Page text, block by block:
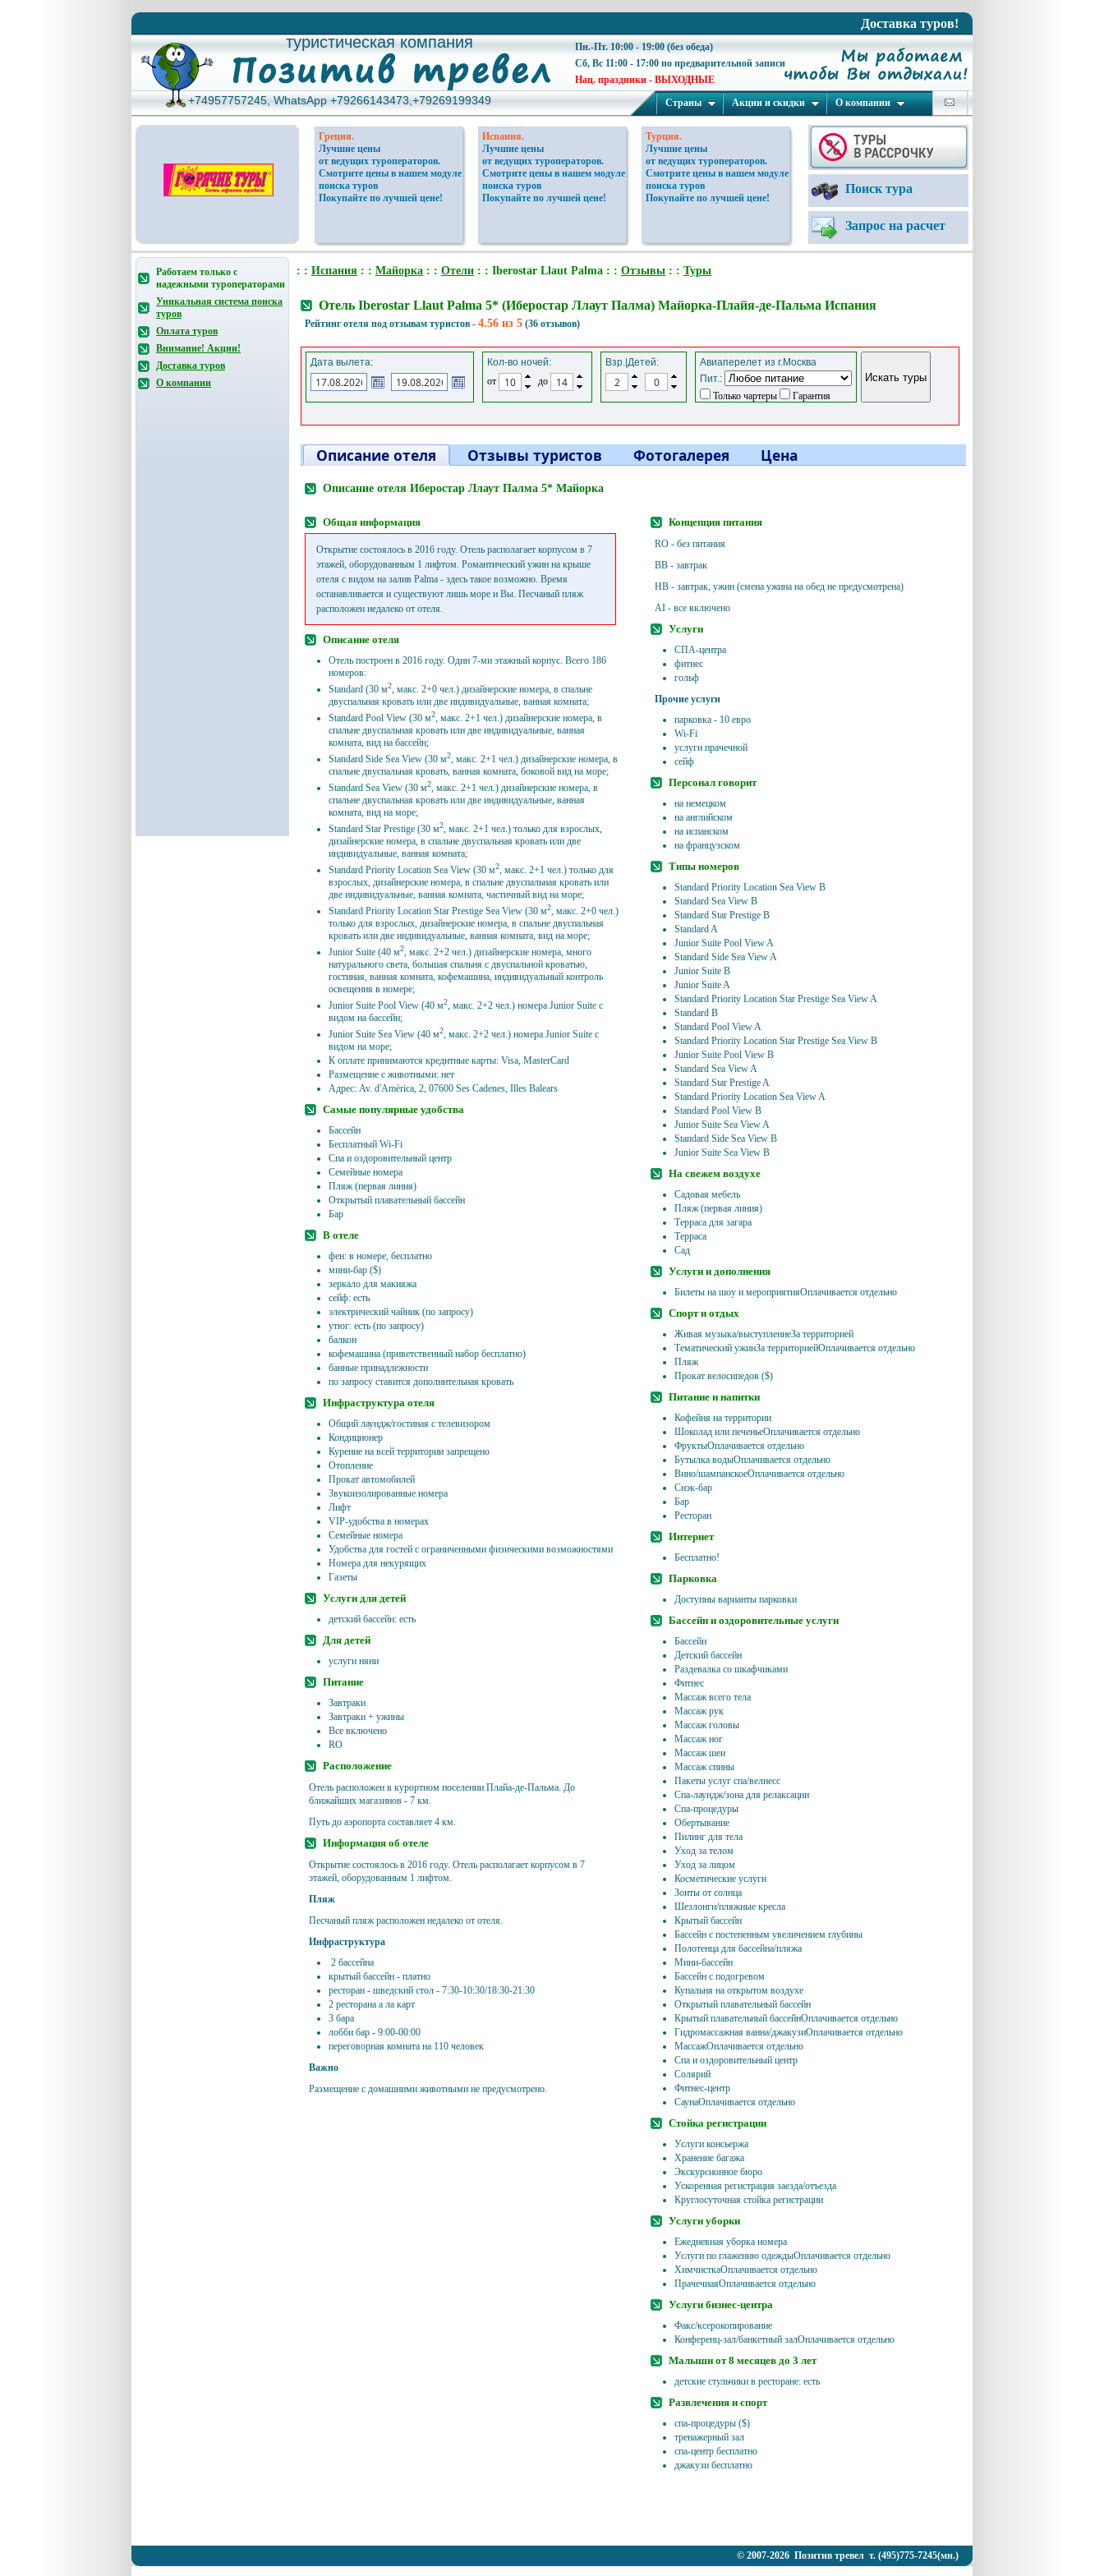
Доставка туров!
туристическая компания
туристическая компания
Пн.-Пт. 10:00 - 19:00 (без обеда)
Сб, Вс 11:00 - 17:00 по предварительной записи
Нац. праздники - ВЫХОДНЫЕ
+74957757245, WhatsApp +79266143473,+79269199349
+74957757245, WhatsApp +79266143473,+79269199349 Страны Акции и скидки О компании
Греция.
Лучшие цены
от ведущих туроператоров.
Смотрите цены в нашем модуле
поиска туров
Покупайте по лучшей цене!
Испания.
Лучшие цены
от ведущих туроператоров.
Смотрите цены в нашем модуле
поиска туров
Покупайте по лучшей цене!
Турция.
Лучшие цены
от ведущих туроператоров.
Смотрите цены в нашем модуле
поиска туров
Покупайте по лучшей цене!
Поиск тура
Запрос на расчет
Работаем только с
надежными туроператорами
Уникальная система поиска
туров
Оплата туров
Внимание! Акции!
Доставка туров
О компании
: : Испания : : Майорка : : Отели : : Iberostar Llaut Palma : : Отзывы : : Туры
Отель Iberostar Llaut Palma 5* (Иберостар Ллаут Палма) Майорка-Плайя-де-Пальма Испания
Рейтинг отеля под отзывам туристов - 4.56 из 5 (36 отзывов)
Дата вылета:
Кол-во ночей:
от
до
Взр.|Детей:
Авиаперелет из г.Москва
Пит.:
Только чартеры
Гарантия
Описание отеля Отзывы туристов Фотогалерея Цена
Описание отеля Иберостар Ллаут Палма 5* Майорка
Общая информация
Открытие состоялось в 2016 году. Отель располагает корпусом в 7
этажей, оборудованным 1 лифтом. Романтический ужин на крыше
отеля с видом на залив Palma - здесь такое возможно. Время
останавливается и существуют лишь море и Вы. Песчаный пляж
расположен недалеко от отеля.
Описание отеля
Отель построен в 2016 году. Один 7-ми этажный корпус. Всего 186
номеров:
Standard (30 м2, макс. 2+0 чел.) дизайнерские номера, в спальне
двуспальная кровать или две индивидуальные, ванная комната;
Standard Pool View (30 м2, макс. 2+1 чел.) дизайнерские номера, в
спальне двуспальная кровать или две индивидуальные, ванная
комната, вид на бассейн;
Standard Side Sea View (30 м2, макс. 2+1 чел.) дизайнерские номера, в
спальне двуспальная кровать, ванная комната, боковой вид на море;
Standard Sea View (30 м2, макс. 2+1 чел.) дизайнерские номера, в
спальне двуспальная кровать или две индивидуальные, ванная
комната, вид на море;
Standard Star Prestige (30 м2, макс. 2+1 чел.) только для взрослых,
дизайнерские номера, в спальне двуспальная кровать или две
индивидуальные, ванная комната;
Standard Priority Location Sea View (30 м2, макс. 2+1 чел.) только для
взрослых, дизайнерские номера, в спальне двуспальная кровать или
две индивидуальные, ванная комната, частичный вид на море;
Standard Priority Location Star Prestige Sea View (30 м2, макс. 2+0 чел.)
только для взрослых, дизайнерские номера, в спальне двуспальная
кровать или две индивидуальные, ванная комната, вид на море;
Junior Suite (40 м2, макс. 2+2 чел.) дизайнерские номера, много
натурального света, большая спальня с двуспальной кроватью,
гостиная, ванная комната, кофемашина, индивидуальный контроль
освещения в номере;
Junior Suite Pool View (40 м2, макс. 2+2 чел.) номера Junior Suite с
видом на бассейн;
Junior Suite Sea View (40 м2, макс. 2+2 чел.) номера Junior Suite с
видом на море;
К оплате принимаются кредитные карты: Visa, MasterCard
Размещение с животными: нет
Адрес: Av. d'Amèrica, 2, 07600 Ses Cadenes, Illes Balears
Самые популярные удобства
Бассейн
Бесплатный Wi-Fi
Спа и оздоровительный центр
Семейные номера
Пляж (первая линия)
Открытый плавательный бассейн
Бар
В отеле
фен: в номере, бесплатно
мини-бар ($)
зеркало для макияжа
сейф: есть
электрический чайник (по запросу)
утюг: есть (по запросу)
балкон
кофемашина (приветственный набор бесплатно)
банные принадлежности
по запросу ставится дополнительная кровать
Инфраструктура отеля
Общий лаундж/гостиная с телевизором
Кондиционер
Курение на всей территории запрещено
Отопление
Прокат автомобилей
Звукоизолированные номера
Лифт
VIP-удобства в номерах
Семейные номера
Удобства для гостей с ограниченными физическими возможностями
Номера для некурящих
Газеты
Услуги для детей
детский бассейн: есть
Для детей
услуги няни
Питание
Завтраки
Завтраки + ужины
Все включено
RO
Расположение
Отель расположен в курортном поселении Плайа-де-Пальма. До
ближайших магазинов - 7 км.
Путь до аэропорта составляет 4 км.
Информация об отеле
Открытие состоялось в 2016 году. Отель располагает корпусом в 7
этажей, оборудованным 1 лифтом.
Пляж
Песчаный пляж расположен недалеко от отеля.
Инфраструктура
2 бассейна
крытый бассейн - платно
ресторан - шведский стол - 7:30-10:30/18:30-21:30
2 ресторана а ла карт
3 бара
лобби бар - 9:00-00:00
переговорная комната на 110 человек
Важно
Размещение с домашними животными не предусмотрено.
Концепция питания
RO - без питания
BB - завтрак
HB - завтрак, ужин (смена ужина на обед не предусмотрена)
AI - все включено
Услуги
СПА-центра
фитнес
гольф
Прочие услуги
парковка - 10 евро
Wi-Fi
услуги прачечной
сейф
Персонал говорит
на немецком
на английском
на испанском
на французском
Типы номеров
Standard Priority Location Sea View B
Standard Sea View B
Standard Star Prestige B
Standard A
Junior Suite Pool View A
Standard Side Sea View A
Junior Suite B
Junior Suite A
Standard Priority Location Star Prestige Sea View A
Standard B
Standard Pool View A
Standard Priority Location Star Prestige Sea View B
Junior Suite Pool View B
Standard Sea View A
Standard Star Prestige A
Standard Priority Location Sea View A
Standard Pool View B
Junior Suite Sea View A
Standard Side Sea View B
Junior Suite Sea View B
На свежем воздухе
Садовая мебель
Пляж (первая линия)
Терраса для загара
Терраса
Сад
Услуги и дополнения
Билеты на шоу и мероприятияОплачивается отдельно
Спорт и отдых
Живая музыка/выступлениеЗа территорией
Тематический ужинЗа территориейОплачивается отдельно
Пляж
Прокат велосипедов ($)
Питание и напитки
Кофейня на территории
Шоколад или печеньеОплачивается отдельно
ФруктыОплачивается отдельно
Бутылка водыОплачивается отдельно
Вино/шампанскоеОплачивается отдельно
Снэк-бар
Бар
Ресторан
Интернет
Бесплатно!
Парковка
Доступны варианты парковки
Бассейн и оздоровительные услуги
Бассейн
Детский бассейн
Раздевалка со шкафчиками
Фитнес
Массаж всего тела
Массаж рук
Массаж головы
Массаж ног
Массаж шеи
Массаж спины
Пакеты услуг спа/велнесс
Спа-лаундж/зона для релаксации
Спа-процедуры
Обертывание
Пилинг для тела
Уход за телом
Уход за лицом
Косметические услуги
Зонты от солнца
Шезлонги/пляжные кресла
Крытый бассейн
Бассейн с постепенным увеличением глубины
Полотенца для бассейна/пляжа
Мини-бассейн
Бассейн с подогревом
Купальня на открытом воздухе
Открытый плавательный бассейн
Крытый плавательный бассейнОплачивается отдельно
Гидромассажная ванна/джакузиОплачивается отдельно
МассажОплачивается отдельно
Спа и оздоровительный центр
Солярий
Фитнес-центр
СаунаОплачивается отдельно
Стойка регистрации
Услуги консьержа
Хранение багажа
Экскурсионное бюро
Ускоренная регистрация заезда/отъезда
Круглосуточная стойка регистрации
Услуги уборки
Ежедневная уборка номера
Услуги по глажению одеждыОплачивается отдельно
ХимчисткаОплачивается отдельно
ПрачечнаяОплачивается отдельно
Услуги бизнес-центра
Факс/ксерокопирование
Конференц-зал/банкетный залОплачивается отдельно
Малыши от 8 месяцев до 3 лет
детские стульчики в ресторане: есть
Развлечения и спорт
спа-процедуры ($)
тренажерный зал
спа-центр бесплатно
джакузи бесплатно
© 2007-2026 Позитив тревел т. (495)775-7245(мн.)